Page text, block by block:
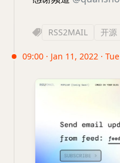
RSS2MAIL 开源
09:00 · Jan 11, 2022 · Tue